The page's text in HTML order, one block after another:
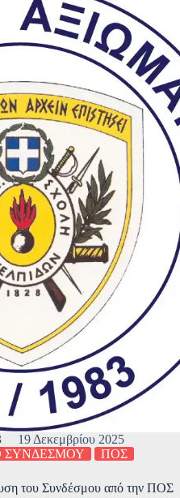
19 Δεκεμβρίου 2025
ΣΥΝΔΕΣΜΟΥ
ΠΟΣ
του Συνδέσμου από την ΠΟΣ